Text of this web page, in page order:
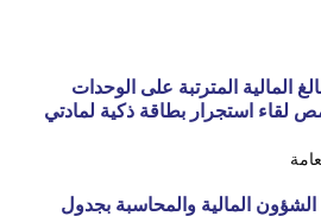
المالية المترتبة على الوحدات
لقاء استجرار بطاقة ذكية لمادتي
المالية والمحاسبة بجدول